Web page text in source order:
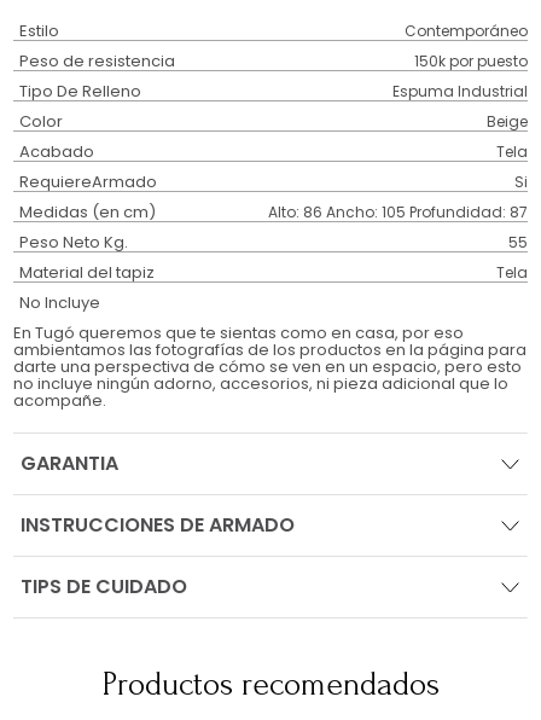
Estilo Contemporáneo
Peso de resistencia 150k por puesto
Tipo De Relleno Espuma Industrial
Color Beige
Acabado Tela
RequiereArmado Si
Medidas (en cm) Alto: 86 Ancho: 105 Profundidad: 87
Peso Neto Kg. 55
Material del tapiz Tela
No Incluye
En Tugó queremos que te sientas como en casa, por eso
ambientamos las fotografías de los productos en la página para
darte una perspectiva de cómo se ven en un espacio, pero esto
no incluye ningún adorno, accesorios, ni pieza adicional que lo
acompañe.
GARANTIA
INSTRUCCIONES DE ARMADO
TIPS DE CUIDADO
Productos recomendados